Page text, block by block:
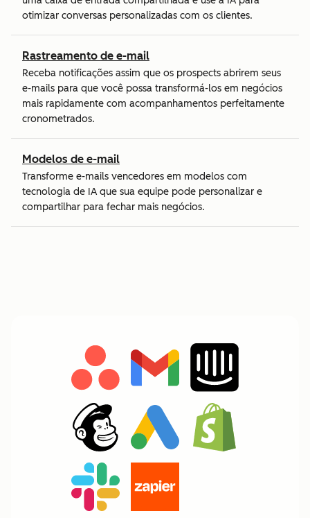
otimizar conversas personalizadas com os clientes.
Rastreamento de e-mail
Receba notificações assim que os prospects abrirem seus
e-mails para que você possa transformá-los em negócios
mais rapidamente com acompanhamentos perfeitamente
cronometrados.
Modelos de e-mail
Transforme e-mails vencedores em modelos com
tecnologia de IA que sua equipe pode personalizar e
compartilhar para fechar mais negócios.